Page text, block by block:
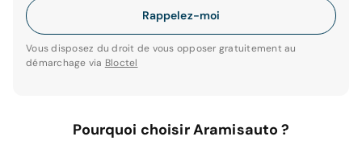
Rappelez-moi
Vous disposez du droit de vous opposer gratuitement au
démarchage via Bloctel
Pourquoi choisir Aramisauto ?